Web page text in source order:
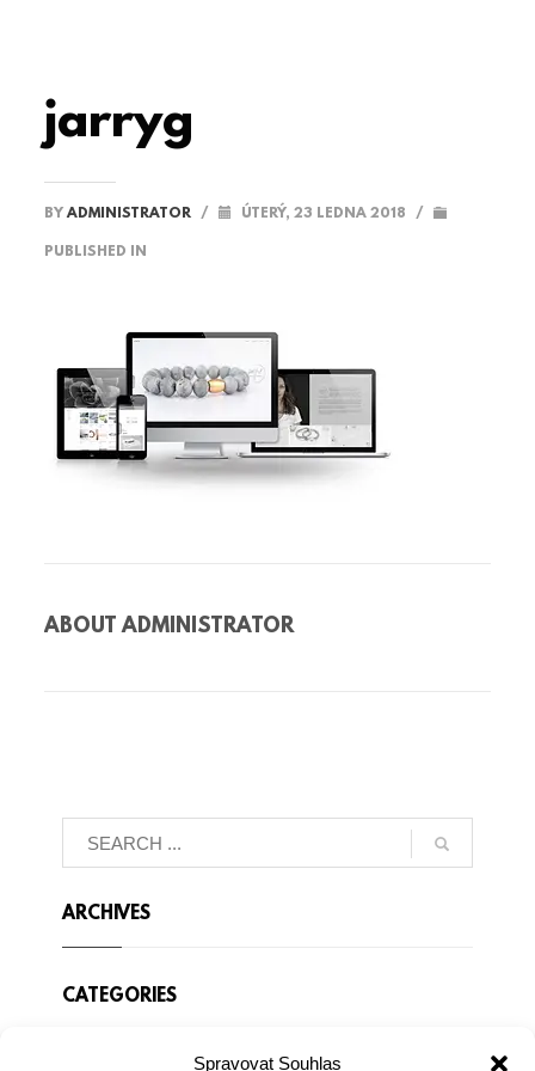
Spravovat Souhlas
jarryg
BYADMINISTRATOR / ÚTERÝ, 23 LEDNA 2018 /
PUBLISHED IN
ABOUTADMINISTRATOR
ARCHIVES
CATEGORIES